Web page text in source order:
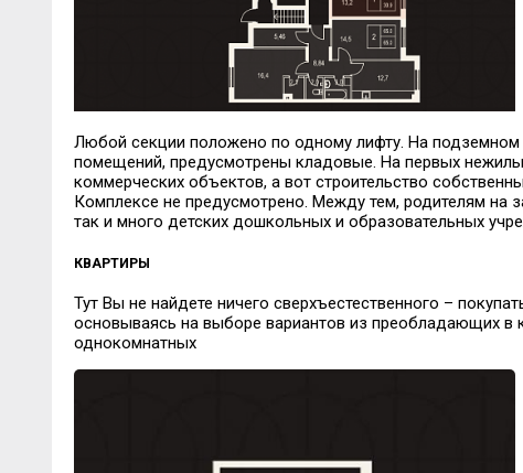
Любой секции положено по одному лифту. На подземном
помещений, предусмотрены кладовые. На первых
коммерческих объектов, а вот строительство
Комплексе не предусмотрено. Между тем, родителям на
так и много детских дошкольных и образовательных
КВАРТИРЫ
Тут Вы не найдете ничего сверхъестественного –
основываясь на выборе вариантов из преобладающих в
однокомнатных